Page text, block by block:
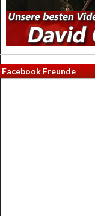
Facebook Freunde